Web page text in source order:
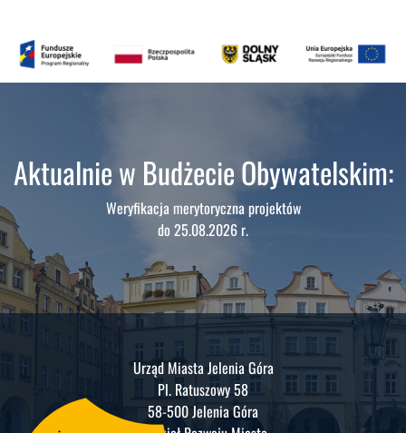
Aktualnie w Budżecie Obywatelskim:
Weryfikacja merytoryczna projektów
do 25.08.2026 r.
Urząd Miasta Jelenia Góra
Pl. Ratuszowy 58
58-500 Jelenia Góra